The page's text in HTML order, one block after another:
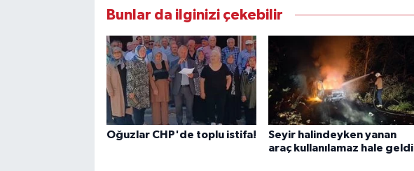
Bunlar da ilginizi çekebilir
Oğuzlar CHP'de toplu istifa!
Seyir halindeyken yanan
araç kullanılamaz hale geldi